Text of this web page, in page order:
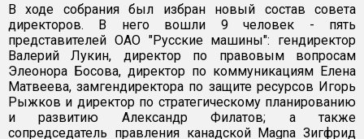
В ходе собрания был избран новый состав совета
директоров. В него вошли 9 человек - пять
представителей ОАО "Русские машины": гендиректор
Валерий Лукин, директор по правовым вопросам
Элеонора Босова, директор по коммуникациям Елена
Матвеева, замгендиректора по защите ресурсов Игорь
Рыжков и директор по стратегическому планированию
и развитию Александр Филатов; а также
сопредседатель правления канадской Magna Зигфрид